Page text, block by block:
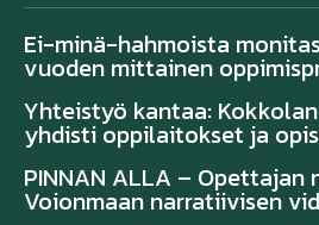
Ei-minä-hahmoista
vuoden mittainen
Yhteistyö kantaa:
yhdisti oppilaitokset ja
PINNAN ALLA – Opettajan
Voionmaan narratiivisen